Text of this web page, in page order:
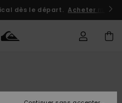
dès le départ. Acheter